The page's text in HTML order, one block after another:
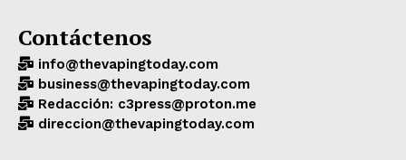
Contáctenos
info@thevapingtoday.com
business@thevapingtoday.com
Redacción: c3press@proton.me
direccion@thevapingtoday.com